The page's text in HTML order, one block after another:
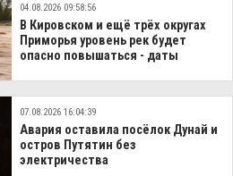
04.08.2026 09:58:56
В Кировском и ещё трёх округах
Приморья уровень рек будет
опасно повышаться - даты
07.08.2026 16:04:39
Авария оставила посёлок Дунай и
остров Путятин без
электричества